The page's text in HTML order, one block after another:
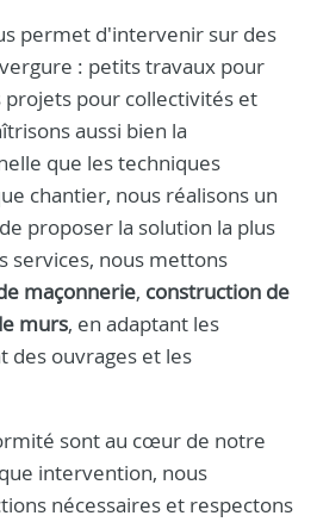
permet d'intervenir sur des
: petits travaux pour
pour collectivités et
aussi bien la
que les techniques
chantier, nous réalisons un
proposer la solution la plus
services, nous mettons
maçonnerie, construction de
murs, en adaptant les
des ouvrages et les
sont au cœur de notre
intervention, nous
nécessaires et respectons